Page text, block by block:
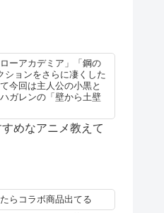
ーアカデミア」「鋼の
ションをさらに凄くした
今回は主人公の小黒と
ガレンの「壁から土壁
すめなアニメ教えて
らコラボ商品出てる